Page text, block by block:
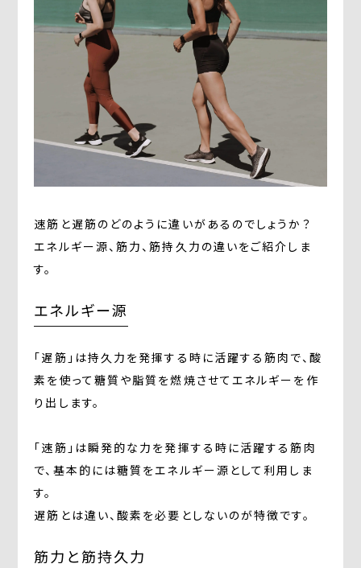
速筋と遅筋のどのように違いがあるのでしょうか？
エネルギー源、筋力、筋持久力の違いをご紹介しま
す。
エネルギー源
「遅筋」は持久力を発揮する時に活躍する筋肉で、酸
素を使って糖質や脂質を燃焼させてエネルギーを作
り出します。
「速筋」は瞬発的な力を発揮する時に活躍する筋肉
で、基本的には糖質をエネルギー源として利用しま
す。
遅筋とは違い、酸素を必要としないのが特徴です。
筋力と筋持久力